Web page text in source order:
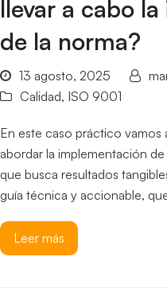
llevar a cabo
de la norma?
13 agosto, 2025
Calidad, ISO 9001
En este caso práctico vamos
abordar la implementación
que busca resultados
guía técnica y accionable,
Leer más